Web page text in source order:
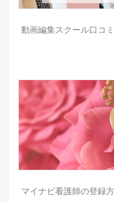
動画編集スクール口コ
マイナビ看護師の登録